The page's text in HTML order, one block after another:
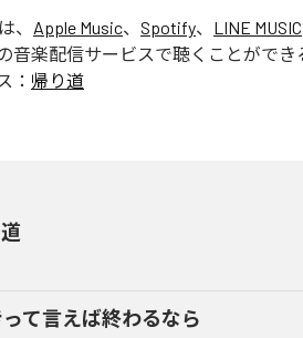
、 Apple Music、 Spotify、 LINE MUSIC
音楽配信サービスで聴くことができ
： 帰り道
て言えば終わるなら